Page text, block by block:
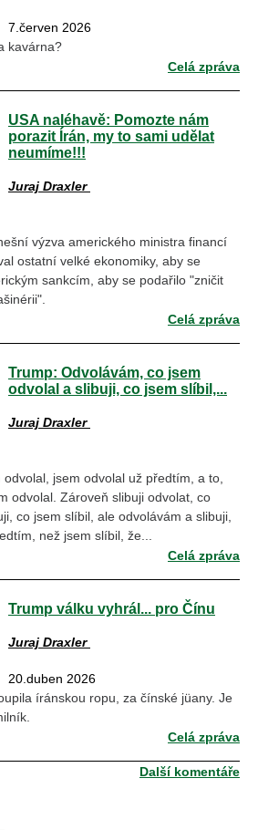
7.červen 2026
kavárna?
Celá zpráva
USA naléhavě: Pomozte nám
porazit Írán, my to sami udělat
neumíme!!!
Juraj Draxler
výzva amerického ministra financí
ostatní velké ekonomiky, aby se
sankcím, aby se podařilo "zničit
Celá zpráva
Trump: Odvolávám, co jsem
odvolal a slibuji, co jsem slíbil,...
Juraj Draxler
odvolal, jsem odvolal už předtím, a to,
odvolal. Zároveň slibuji odvolat, co
co jsem slíbil, ale odvolávám a slibuji,
než jsem slíbil, že...
Celá zpráva
Trump válku vyhrál... pro Čínu
Juraj Draxler
20.duben 2026
íránskou ropu, za čínské jüany. Je
Celá zpráva
Další komentáře